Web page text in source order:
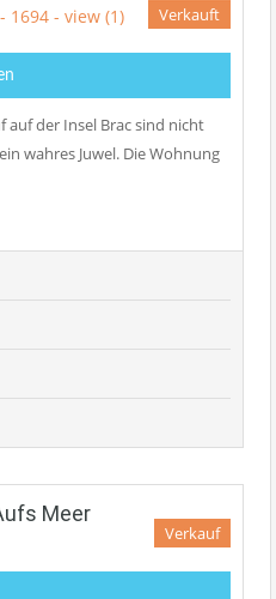
Verkauft
auf der Insel Brac sind nicht
wahres Juwel. Die Wohnung
Meer
Verkauf